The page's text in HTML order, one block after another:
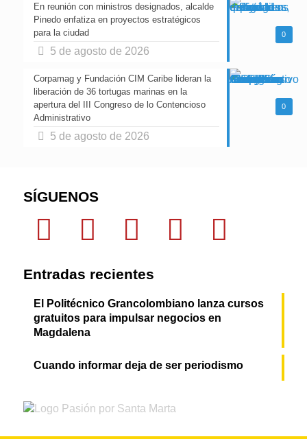
0
En reunión con ministros designados, alcalde
Pinedo enfatiza en proyectos estratégicos
para la ciudad
5 de agosto de 2026
0
Corpamag y Fundación CIM Caribe lideran la
liberación de 36 tortugas marinas en la
apertura del III Congreso de lo Contencioso
Administrativo
5 de agosto de 2026
SÍGUENOS
Entradas recientes
El Politécnico Grancolombiano lanza cursos
gratuitos para impulsar negocios en
Magdalena
Cuando informar deja de ser periodismo